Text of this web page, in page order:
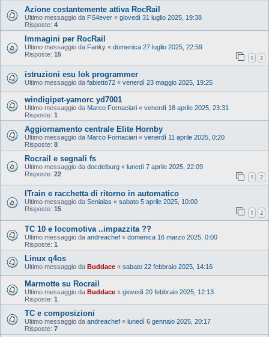
Azione costantemente attiva RocRail
Ultimo messaggio da FS4ever « giovedì 31 luglio 2025, 19:38
Risposte: 4
Immagini per RocRail
Ultimo messaggio da Fanky « domenica 27 luglio 2025, 22:59
Risposte: 15 1 2
istruzioni esu lok programmer
Ultimo messaggio da fabietto72 « venerdì 23 maggio 2025, 19:25
windigipet-yamorc yd7001
Ultimo messaggio da Marco Fornaciari « venerdì 18 aprile 2025, 23:31
Risposte: 1
Aggiornamento centrale Elite Hornby
Ultimo messaggio da Marco Fornaciari « venerdì 11 aprile 2025, 0:20
Risposte: 8
Rocrail e segnali fs
Ultimo messaggio da docdelburg « lunedì 7 aprile 2025, 22:09
Risposte: 22 1 2
ITrain e racchetta di ritorno in automatico
Ultimo messaggio da Senialas « sabato 5 aprile 2025, 10:00
Risposte: 15 1 2
TC 10 e locomotiva ..impazzita ??
Ultimo messaggio da andreachef « domenica 16 marzo 2025, 0:00
Risposte: 1
Linux q4os
Ultimo messaggio da Buddace « sabato 22 febbraio 2025, 14:16
Marmotte su Rocrail
Ultimo messaggio da Buddace « giovedì 20 febbraio 2025, 12:13
Risposte: 1
TC e composizioni
Ultimo messaggio da andreachef « lunedì 6 gennaio 2025, 20:17
Risposte: 7